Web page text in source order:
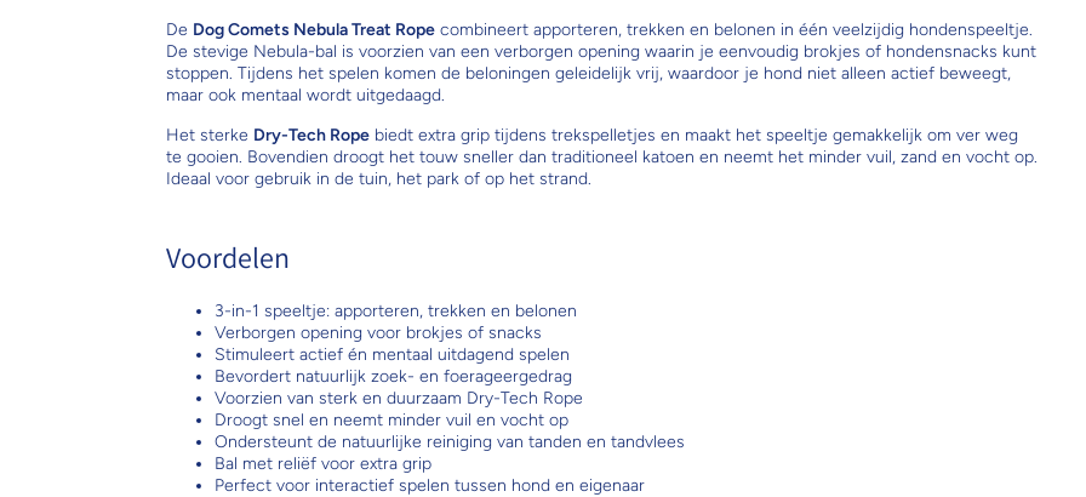
De Dog Comets Nebula Treat Ropecombineert apporteren, trekken en belonen in één veelzijdig hondenspeeltje.
De stevige Nebula-bal is voorzien van een verborgen opening waarin je eenvoudig brokjes of hondensnacks kunt
stoppen. Tijdens het spelen komen de beloningen geleidelijk vrij, waardoor je hond niet alleen actief beweegt,
maar ook mentaal wordt uitgedaagd.
Het sterke Dry-Tech Ropebiedt extra grip tijdens trekspelletjes en maakt het speeltje gemakkelijk om ver weg
te gooien. Bovendien droogt het touw sneller dan traditioneel katoen en neemt het minder vuil, zand en vocht op.
Ideaal voor gebruik in de tuin, het park of op het strand.
Voordelen
3-in-1 speeltje: apporteren, trekken en belonen
Verborgen opening voor brokjes of snacks
Stimuleert actief én mentaal uitdagend spelen
Bevordert natuurlijk zoek- en foerageergedrag
Voorzien van sterk en duurzaam Dry-Tech Rope
Droogt snel en neemt minder vuil en vocht op
Ondersteunt de natuurlijke reiniging van tanden en tandvlees
Bal met reliëf voor extra grip
Perfect voor interactief spelen tussen hond en eigenaar